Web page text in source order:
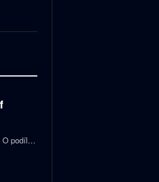
O podíl z